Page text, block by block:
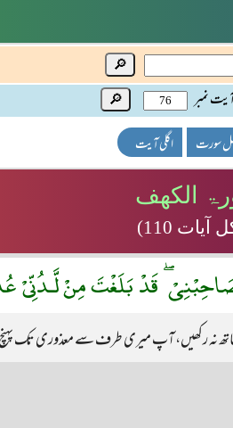
🔎
نمبر 🔎
سورت اگلی آیت
الکھف
110)
قَدْ بَلَغْتَ مِنْ لَّـدُنِّىْ
نہ رکھیں، آپ میری طرف سے معذوری تک